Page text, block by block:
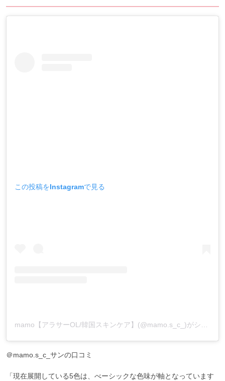
この投稿をInstagramで見る
＠mamo.s_c_サンの口コミ
「現在展開している5色は、べーシックな色味が軸となっています